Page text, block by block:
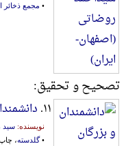
• مجمع ذخائر
تصحیح و تحقیق:
۱۱.
نویسنده: سید
•گلدسته، چاپ